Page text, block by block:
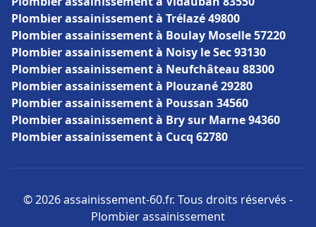
Plombier assainissement à Trélazé 49800
Plombier assainissement à Boulay Moselle 57220
Plombier assainissement à Noisy le Sec 93130
Plombier assainissement à Neufchâteau 88300
Plombier assainissement à Plouzané 29280
Plombier assainissement à Poussan 34560
Plombier assainissement à Bry sur Marne 94360
Plombier assainissement à Cucq 62780
© 2026 assainissement-60.fr. Tous droits réservés -
Plombier assainissement